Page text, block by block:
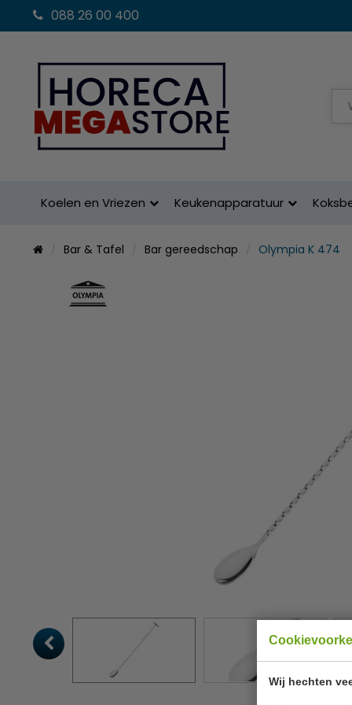
Wij hechten
088 26 00 400
Koelen en Vriezen Keukenapparatuur
Bar & Tafel Bar gereedschap Olympia K 474